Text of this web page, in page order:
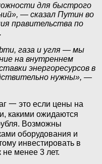
для быстрого
— сказал Путин во
правительства по
газа и угля — мы
на внутреннем
энергоресурсов в
нужны», —
一 это если цены на
какими ожидаются
Возможны
оборудования и
инвестировать в
не менее 3 лет.